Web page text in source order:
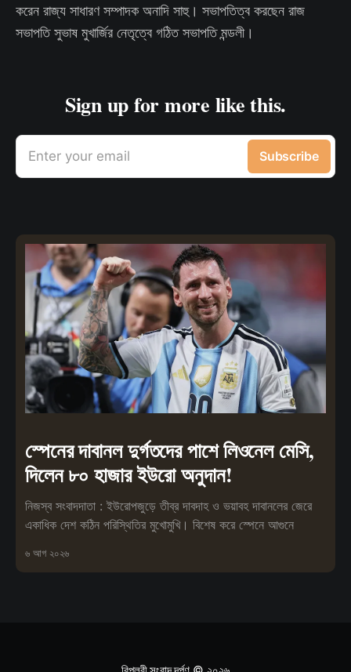
করেন রাজ্য সাধারণ সম্পাদক অনাদি সাহু। সভাপতিত্ব করছেন রাজ
সভাপতি সুভাষ মুখার্জির নেতৃত্বে গঠিত সভাপতি মন্ডলী।
Sign up for more like this.
Enter your email Subscribe
স্পেনের দাবানল দুর্গতদের পাশে লিওনেল মেসি,
দিলেন ৮০ হাজার ইউরো অনুদান!
নিজস্ব সংবাদদাতা : ইউরোপজুড়ে তীব্র দাবদাহ ও ভয়াবহ দাবানলের জেরে
একাধিক দেশ কঠিন পরিস্থিতির মুখোমুখি। বিশেষ করে স্পেনে আগুনে
৬ আগ ২০২৬